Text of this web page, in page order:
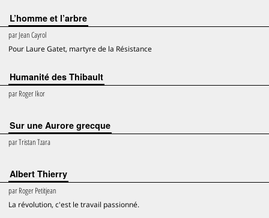
L’homme et l’arbre
parJean Cayrol
Pour Laure Gatet, martyre de la Résistance
Humanité des Thibault
parRoger Ikor
Sur une Aurore grecque
parTristan Tzara
Albert Thierry
parRoger Petitjean
La révolution, c'est le travail passionné.